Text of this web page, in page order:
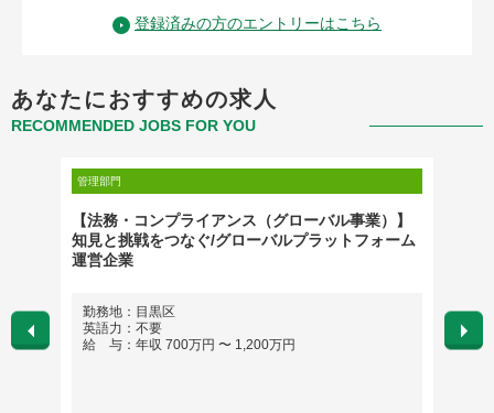
登録済みの方のエントリーはこちら
あなたにおすすめの求人
RECOMMENDED JOBS FOR YOU
管理部門
【法務・コンプライアンス（グローバル事業）】
知見と挑戦をつなぐ/グローバルプラットフォーム
運営企業
勤務地：目黒区
英語力：不要
給 与：年収 700万円 〜 1,200万円
勤務
英語
給